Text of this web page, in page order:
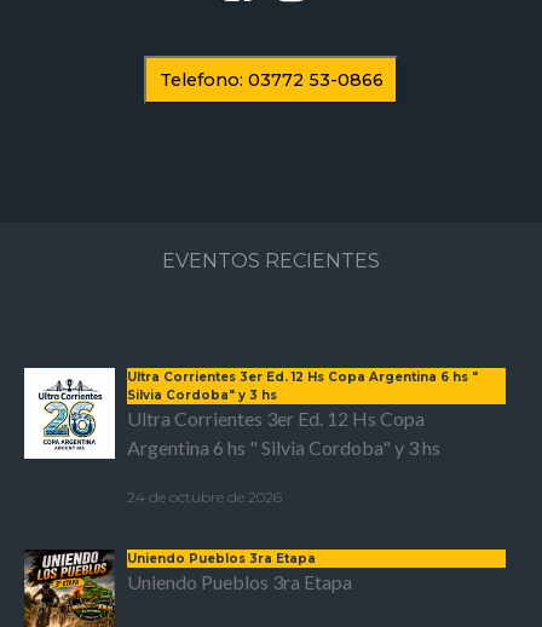
Telefono: 03772 53-0866
EVENTOS RECIENTES
Ultra Corrientes 3er Ed. 12 Hs Copa Argentina 6 hs "
Silvia Cordoba" y 3 hs
Ultra Corrientes 3er Ed. 12 Hs Copa
Argentina 6 hs " Silvia Cordoba" y 3 hs
24 de octubre de 2026
Uniendo Pueblos 3ra Etapa
Uniendo Pueblos 3ra Etapa